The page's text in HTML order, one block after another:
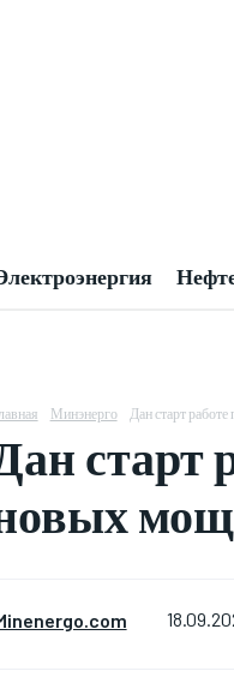
Минэнерго Дан старт
старт